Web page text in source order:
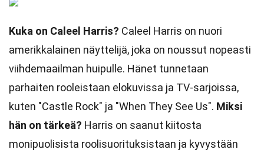
Kuka on Caleel Harris? Caleel Harris on nuori
amerikkalainen näyttelijä, joka on noussut nopeasti
viihdemaailman huipulle. Hänet tunnetaan
parhaiten rooleistaan elokuvissa ja TV-sarjoissa,
kuten "Castle Rock" ja "When They See Us". Miksi
hän on tärkeä? Harris on saanut kiitosta
monipuolisista roolisuorituksistaan ja kyvystään